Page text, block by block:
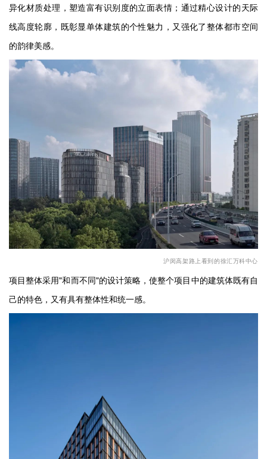
异化材质处理，塑造富有识别度的立面表情；通过精心设计的天际
线高度轮廓，既彰显单体建筑的个性魅力，又强化了整体都市空间
的韵律美感。
沪闵高架路上看到的徐汇万科中心
项目整体采用"和而不同"的设计策略，使整个项目中的建筑体既有自
己的特色，又有具有整体性和统一感。